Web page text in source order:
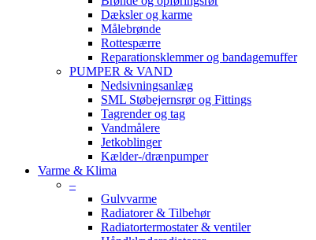
Dæksler og karme
Målebrønde
Rottespærre
Reparationsklemmer og bandagemuffer
PUMPER & VAND
Nedsivningsanlæg
SML Støbejernsrør og Fittings
Tagrender og tag
Vandmålere
Jetkoblinger
Kælder-/drænpumper
Varme & Klima
–
Gulvvarme
Radiatorer & Tilbehør
Radiatortermostater & ventiler